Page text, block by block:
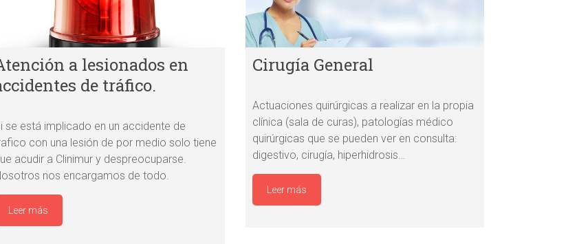
a lesionados en
de tráfico.
se está implicado en un accidente de
con una lesión de por medio solo tiene
acudir a Clinimur y despreocuparse.
nos encargamos de todo.
Leer más
Cirugía General
Actuaciones quirúrgicas a realizar en la propia
clínica (sala de curas), patologías médico
quirúrgicas que se pueden ver en consulta:
digestivo, cirugía, hiperhidrosis…
Leer más